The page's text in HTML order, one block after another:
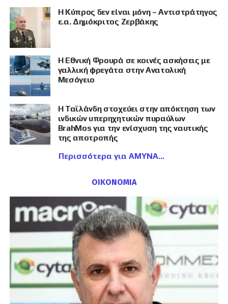
Η Κύπρος δεν είναι μόνη – Αντιστράτηγος
ε.α. Δημόκριτος Ζερβάκης
Η Εθνική Φρουρά σε κοινές ασκήσεις με
γαλλική φρεγάτα στην Ανατολική
Μεσόγειο
Η Ταϊλάνδη στοχεύει στην απόκτηση των
ινδικών υπερηχητικών πυραύλων
BrahMos για την ενίσχυση της ναυτικής
της αποτροπής
Περισσότερα για ΑΜΥΝΑ
ΟΙΚΟΝΟΜΙΑ